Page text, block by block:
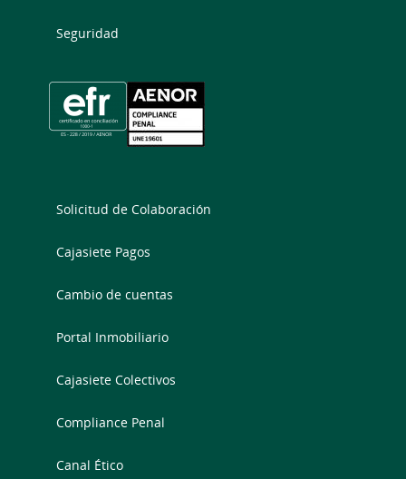
Seguridad
Solicitud de Colaboración
Cajasiete Pagos
Cambio de cuentas
Portal Inmobiliario
Cajasiete Colectivos
Compliance Penal
Canal Ético